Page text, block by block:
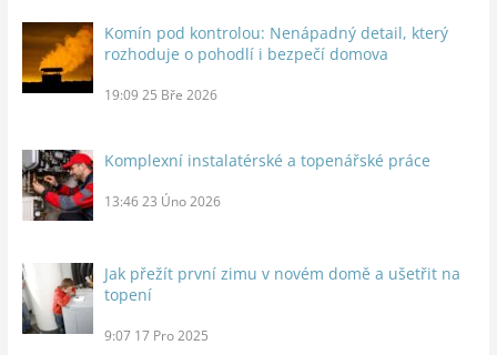
Komín pod kontrolou: Nenápadný detail, který
rozhoduje o pohodlí i bezpečí domova
19:09 25 Bře 2026
Komplexní instalatérské a topenářské práce
13:46 23 Úno 2026
Jak přežít první zimu v novém domě a ušetřit na
topení
9:07 17 Pro 2025